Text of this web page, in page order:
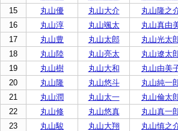
15
丸山優 丸山大介 丸山隆之
16
丸山淳 丸山颯太 丸山真由
17
丸山豊 丸山太郎 丸山光太
18
丸山陸 丸山亮太 丸山遼太
19
丸山樹 丸山大和 丸山由美
20
丸山隆 丸山悠斗 丸山純一
21
丸山潤 丸山太一 丸山倫太
22
丸山修 丸山悠真 丸山真一
23
丸山駿 丸山大翔 丸山慎之